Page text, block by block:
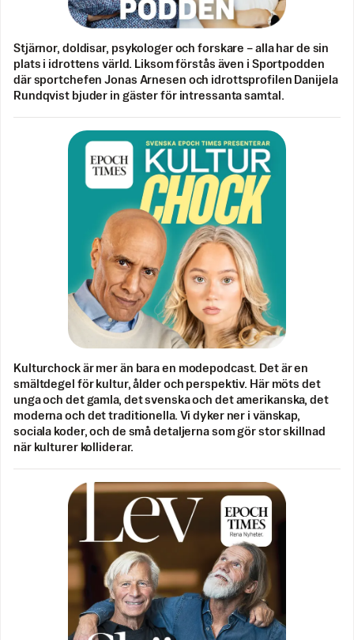
Stjärnor, doldisar, psykologer och forskare – alla har de sin
plats i idrottens värld. Liksom förstås även i Sportpodden
där sportchefen Jonas Arnesen och idrottsprofilen Danijela
Rundqvist bjuder in gäster för intressanta samtal.
Kulturchock är mer än bara en modepodcast. Det är en
smältdegel för kultur, ålder och perspektiv. Här möts det
unga och det gamla, det svenska och det amerikanska, det
moderna och det traditionella. Vi dyker ner i vänskap,
sociala koder, och de små detaljerna som gör stor skillnad
när kulturer kolliderar.